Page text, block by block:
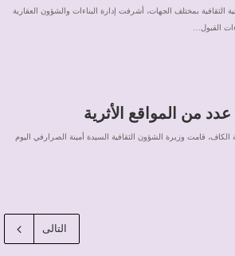
الثقافية بمختلف الجهات، أشرفت إدارة البناءات والشؤون العقارية
القبول…
من المواقع الأثرية
الكاف، قامت وزيرة الشؤون الثقافية السيدة أمينة الصرارفي اليوم
التالى